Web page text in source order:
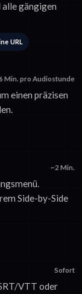
alle gängigen
URL
Min. pro Audiostunde
einen präzisen
~2 Min.
Side-by-Side
Sofort
VTT oder